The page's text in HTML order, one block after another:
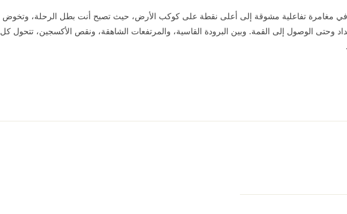
مغامرة تفاعلية مشوقة إلى أعلى نقطة على كوكب الأرض، حيث تصبح أنت بطل الرحلة، وتخوض
وحتى الوصول إلى القمة. وبين البرودة القاسية، والمرتفعات الشاهقة، ونقص الأكسجين، تتحول كل